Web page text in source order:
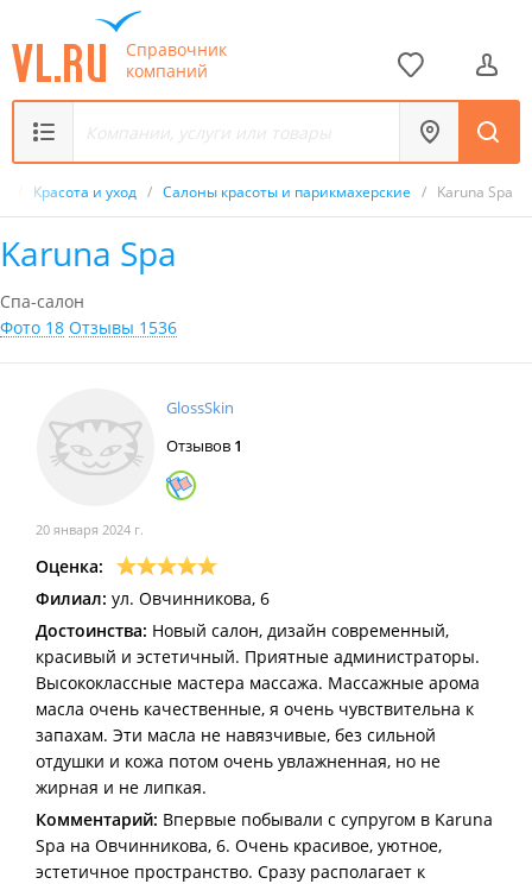
Справочник
компаний
Красота и уход / Салоны красоты и парикмахерские / Karuna Spa
Karuna Spa
Спа-салон
Фото 18 Отзывы 1536
GlossSkin
Отзывов 1
20 января 2024 г.
Оценка:
Филиал: ул. Овчинникова, 6
Достоинства: Новый салон, дизайн современный,
красивый и эстетичный. Приятные администраторы.
Высококлассные мастера массажа. Массажные арома
масла очень качественные, я очень чувствительна к
запахам. Эти масла не навязчивые, без сильной
отдушки и кожа потом очень увлажненная, но не
жирная и не липкая.
Комментарий: Впервые побывали с супругом в Karuna
Spa на Овчинникова, 6. Очень красивое, уютное,
эстетичное пространство. Сразу располагает к